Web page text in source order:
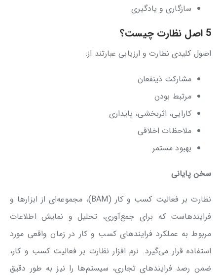
سازگاری و یادگیری
5 اصل نظارت چیست؟
اصول کلیدی نظارت و ارزیابی عبارتند از:
مشارکت ذینفعان
مرتبط بودن
کارایی، اثربخشی، پایداری
ملاحظات اخلاقی
بهبود مستمر
سخن پایانی
نظارت بر فعالیت کسب و کار (BAM)، مجموعه‌ای از ابزارها و
فرایندهاست که برای جمع‌آوری، تحلیل و نمایش اطلاعات
مربوط به عملکرد فرایندهای کسب ‌و کار در زمان واقعی مورد
استفاده قرار می‌گیرد. نرم افزار نظارت بر فعالیت کسب و کار،
ضمن رصد فرایندهای تجاری، سیستم‌ها را نیز به طور دقیق